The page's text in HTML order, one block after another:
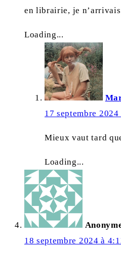
en librairie, je
Loading...
17 septembre 2024
Mieux vaut tard
Loading...
18 septembre 2024 à